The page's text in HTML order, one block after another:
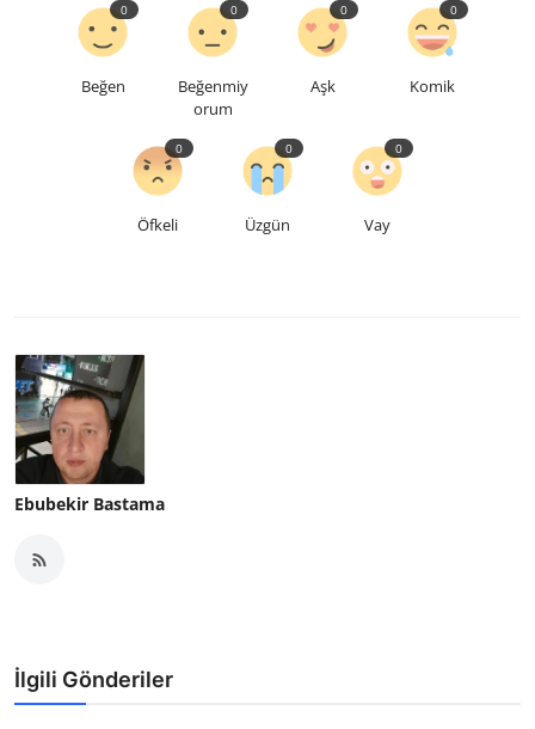
Beğen
0
Beğenmiy
orum
0
Aşk
0
Komik
0
Öfkeli
0
Üzgün
0
Vay
0
Ebubekir Bastama
İlgili Gönderiler